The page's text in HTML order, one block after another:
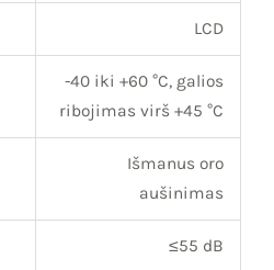
LCD
-40 iki +60 °C, galios
ribojimas virš +45 °C
Išmanus oro
aušinimas
≤55 dB